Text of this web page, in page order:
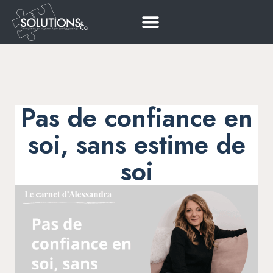
Pas de confiance en
soi, sans estime de
soi